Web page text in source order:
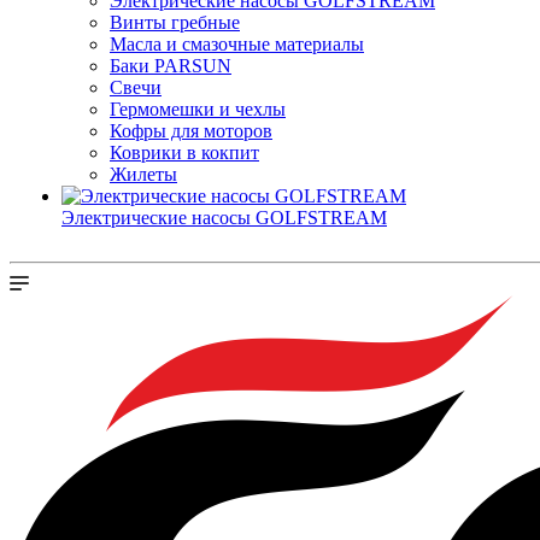
Винты гребные
Масла и смазочные материалы
Баки PARSUN
Свечи
Гермомешки и чехлы
Кофры для моторов
Коврики в кокпит
Жилеты
Электрические насосы GOLFSTREAM